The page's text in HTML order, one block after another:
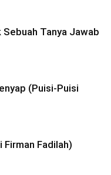
Sebuah Tanya Jawab
(Puisi-Puisi
Firman Fadilah)